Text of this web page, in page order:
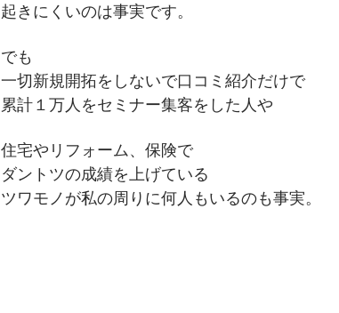
起きにくいのは事実です。
でも
一切新規開拓をしないで口コミ紹介だけで
累計１万人をセミナー集客をした人や
住宅やリフォーム、保険で
ダントツの成績を上げている
ツワモノが私の周りに何人もいるのも事実。